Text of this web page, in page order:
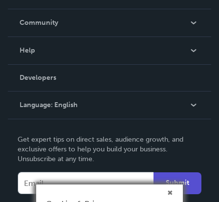
In The News
Community
Podcast
Help
Order Lookup
Knowledge Base
Contact Support
Developers
Language: English
Deutsch
Français
Español
Get expert tips on direct sales, audience growth, and
exclusive offers to help you build your business.
Unsubscribe at any time.
Submit